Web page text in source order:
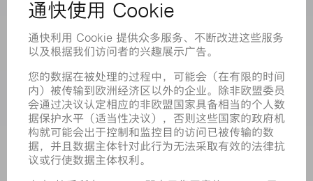
软件
应用
行业
职业发展
招聘职位
企业简介
董事会
业务报告
企业宗旨
合规
举报系统